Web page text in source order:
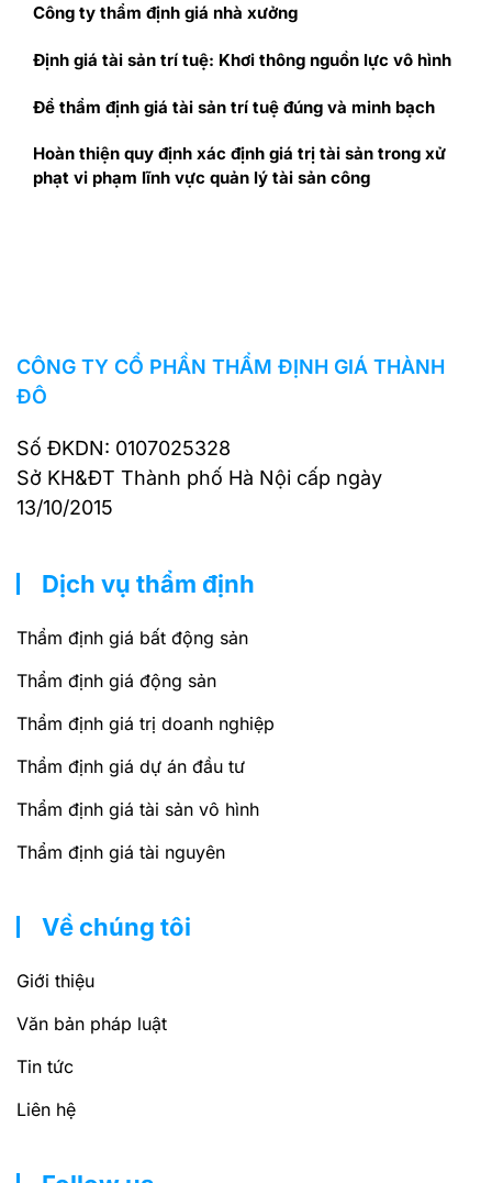
Công ty thẩm định giá nhà xưởng
Định giá tài sản trí tuệ: Khơi thông nguồn lực vô hình
Để thẩm định giá tài sản trí tuệ đúng và minh bạch
Hoàn thiện quy định xác định giá trị tài sản trong xử
phạt vi phạm lĩnh vực quản lý tài sản công
CÔNG TY CỔ PHẦN THẨM ĐỊNH GIÁ THÀNH
ĐÔ
Số ĐKDN: 0107025328
Sở KH&ĐT Thành phố Hà Nội cấp ngày
13/10/2015
Dịch vụ thẩm định
Thẩm định giá bất động sản
Thẩm định giá động sản
Thẩm định giá trị doanh nghiệp
Thẩm định giá dự án đầu tư
Thẩm định giá tài sản vô hình
Thẩm định giá tài nguyên
Về chúng tôi
Giới thiệu
Văn bản pháp luật
Tin tức
Liên hệ